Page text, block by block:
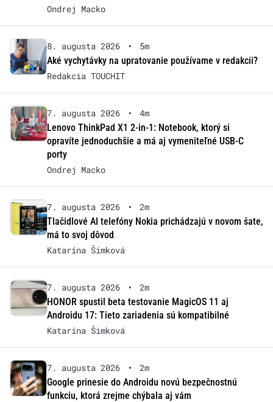
Ondrej Macko
8. augusta 2026 •
5m
Aké vychytávky na upratovanie používame v redakcii?
Redakcia TOUCHIT
7. augusta 2026 •
4m
Lenovo ThinkPad X1 2-in-1: Notebook, ktorý si
opravíte jednoduchšie a má aj vymeniteľné USB-C
porty
Ondrej Macko
7. augusta 2026 •
2m
Tlačidlové AI telefóny Nokia prichádzajú v novom šate,
má to svoj dôvod
Katarína Šimková
7. augusta 2026 •
2m
HONOR spustil beta testovanie MagicOS 11 aj
Androidu 17: Tieto zariadenia sú kompatibilné
Katarína Šimková
7. augusta 2026 •
2m
Google prinesie do Androidu novú bezpečnostnú
funkciu, ktorá zrejme chýbala aj vám